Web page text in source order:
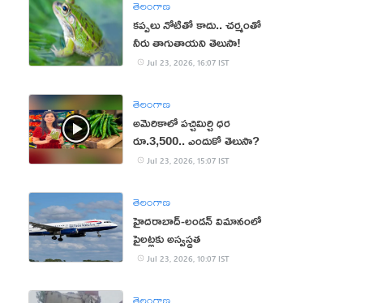
తెలంగాణ
కప్పలు నోటితో కాదు.. చర్మంతో
నీరు తాగుతాయని తెలుసా!
Jul 23, 2026, 16:07 IST
తెలంగాణ
అమెరికాలో పచ్చిమిర్చి ధర
రూ.3,500.. ఎందుకో తెలుసా?
Jul 23, 2026, 15:07 IST
తెలంగాణ
హైదరాబాద్‌-లండన్‌ విమానంలో
పైలట్లకు అస్వస్థత
Jul 23, 2026, 10:07 IST